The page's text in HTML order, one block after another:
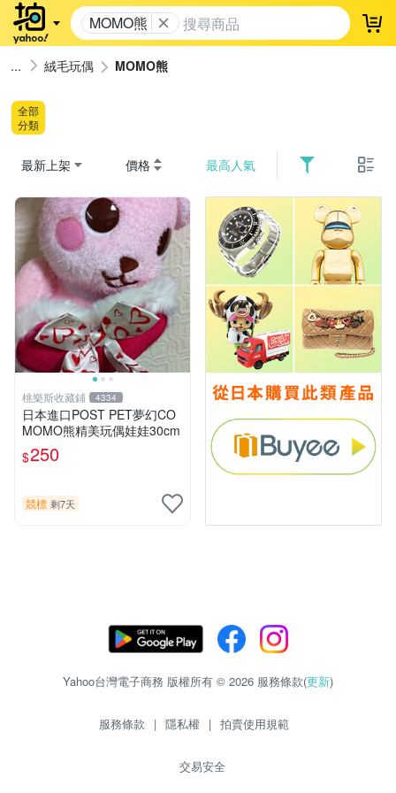
MOMO熊 登
絨毛玩偶 MOMO熊
全部
分類
最新上架 價格 最高人氣
桃樂斯收藏鋪 4334
日本進口POST PET夢幻CO
MOMO熊精美玩偶娃娃30cm
$250
競標 剩7天
Yahoo台灣電子商務 版權所有 © 2026 服務條款(更新)
服務條款 | 隱私權 | 拍賣使用規範
交易安全